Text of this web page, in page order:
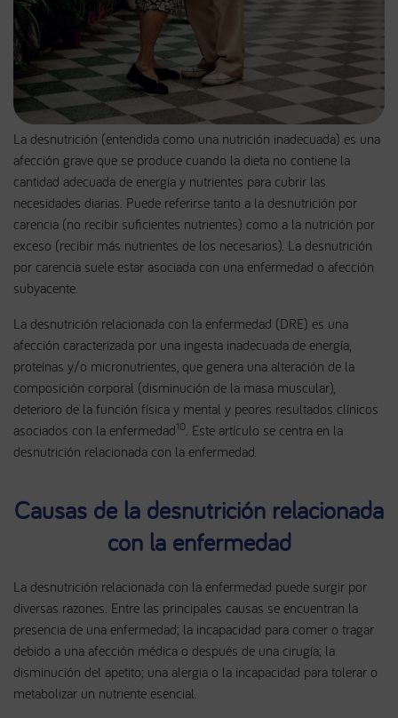
La desnutrición (entendida como una nutrición inadecuada) es una
afección grave que se produce cuando la dieta no contiene la
cantidad adecuada de energía y nutrientes para cubrir las
necesidades diarias. Puede referirse tanto a la desnutrición por
carencia (no recibir suficientes nutrientes) como a la nutrición por
exceso (recibir más nutrientes de los necesarios). La desnutrición
por carencia suele estar asociada con una enfermedad o afección
subyacente.
La desnutrición relacionada con la enfermedad (DRE) es una
afección caracterizada por una ingesta inadecuada de energía,
proteínas y/o micronutrientes, que genera una alteración de la
composición corporal (disminución de la masa muscular),
deterioro de la función física y mental y peores resultados clínicos
asociados con la enfermedad10 . Este artículo se centra en la
desnutrición relacionada con la enfermedad.
Causas de la desnutrición relacionada
con la enfermedad
La desnutrición relacionada con la enfermedad puede surgir por
diversas razones. Entre las principales causas se encuentran la
presencia de una enfermedad; la incapacidad para comer o tragar
debido a una afección médica o después de una cirugía; la
disminución del apetito; una alergia o la incapacidad para tolerar o
metabolizar un nutriente esencial.